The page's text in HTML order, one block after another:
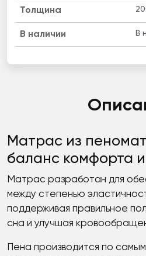
Толщина
B наличии В
Матрас из
баланс комфорта
Матрас разработан для
между степенью
поддерживая правильное
сна и улучшая
Пена производится по